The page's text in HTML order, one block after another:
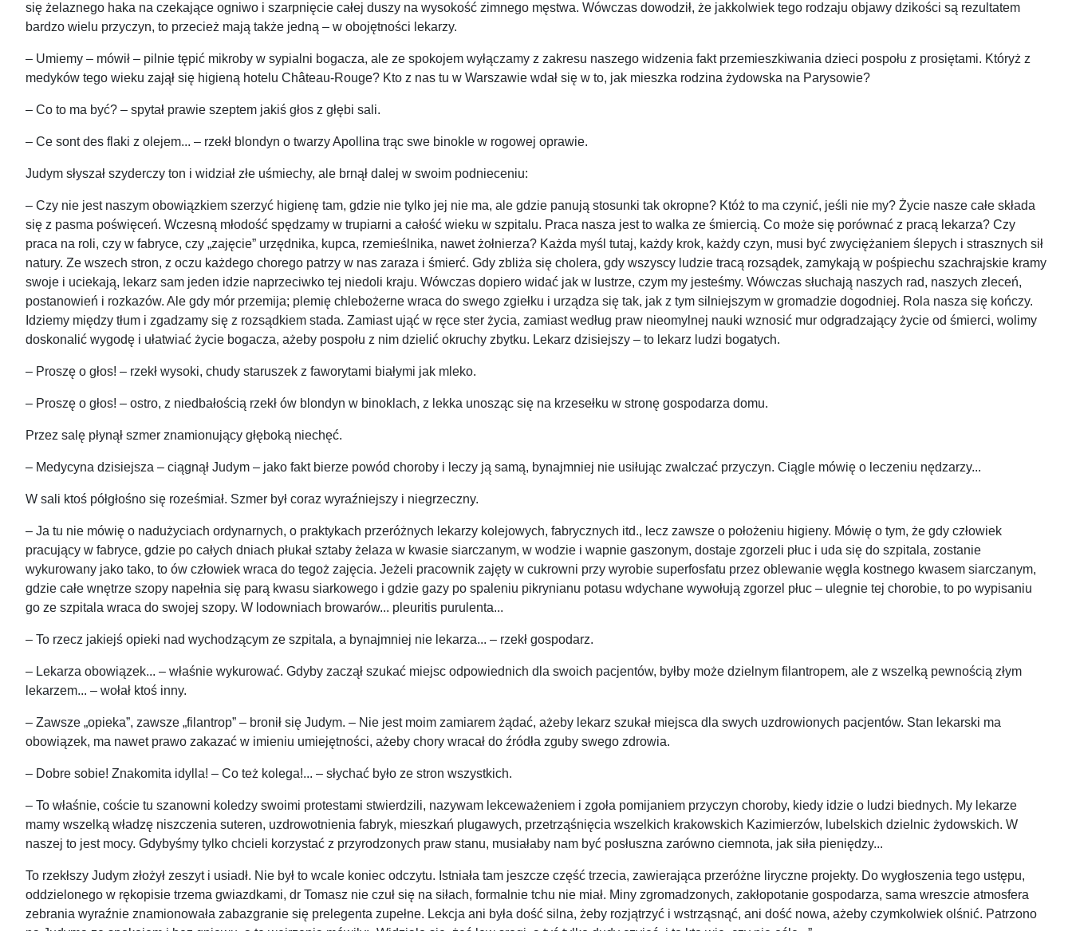
się żelaznego haka na czekające ogniwo i szarpnięcie całej duszy na wysokość zimnego męstwa. Wówczas dowodził, że jakkolwiek tego rodzaju objawy dzikości są rezultatem
bardzo wielu przyczyn, to przecież mają także jedną – w obojętności lekarzy.
– Umiemy – mówił – pilnie tępić mikroby w sypialni bogacza, ale ze spokojem wyłączamy z zakresu naszego widzenia fakt przemieszkiwania dzieci pospołu z prosiętami. Któryż z
medyków tego wieku zajął się higieną hotelu Château-Rouge? Kto z nas tu w Warszawie wdał się w to, jak mieszka rodzina żydowska na Parysowie?
– Co to ma być? – spytał prawie szeptem jakiś głos z głębi sali.
– Ce sont des flaki z olejem... – rzekł blondyn o twarzy Apollina trąc swe binokle w rogowej oprawie.
Judym słyszał szyderczy ton i widział złe uśmiechy, ale brnął dalej w swoim podnieceniu:
– Czy nie jest naszym obowiązkiem szerzyć higienę tam, gdzie nie tylko jej nie ma, ale gdzie panują stosunki tak okropne? Któż to ma czynić, jeśli nie my? Życie nasze całe składa
się z pasma poświęceń. Wczesną młodość spędzamy w trupiarni a całość wieku w szpitalu. Praca nasza jest to walka ze śmiercią. Co może się porównać z pracą lekarza? Czy
praca na roli, czy w fabryce, czy „zajęcie” urzędnika, kupca, rzemieślnika, nawet żołnierza? Każda myśl tutaj, każdy krok, każdy czyn, musi być zwyciężaniem ślepych i strasznych sił
natury. Ze wszech stron, z oczu każdego chorego patrzy w nas zaraza i śmierć. Gdy zbliża się cholera, gdy wszyscy ludzie tracą rozsądek, zamykają w pośpiechu szachrajskie kramy
swoje i uciekają, lekarz sam jeden idzie naprzeciwko tej niedoli kraju. Wówczas dopiero widać jak w lustrze, czym my jesteśmy. Wówczas słuchają naszych rad, naszych zleceń,
postanowień i rozkazów. Ale gdy mór przemija; plemię chlebożerne wraca do swego zgiełku i urządza się tak, jak z tym silniejszym w gromadzie dogodniej. Rola nasza się kończy.
Idziemy między tłum i zgadzamy się z rozsądkiem stada. Zamiast ująć w ręce ster życia, zamiast według praw nieomylnej nauki wznosić mur odgradzający życie od śmierci, wolimy
doskonalić wygodę i ułatwiać życie bogacza, ażeby pospołu z nim dzielić okruchy zbytku. Lekarz dzisiejszy – to lekarz ludzi bogatych.
– Proszę o głos! – rzekł wysoki, chudy staruszek z faworytami białymi jak mleko.
– Proszę o głos! – ostro, z niedbałością rzekł ów blondyn w binoklach, z lekka unosząc się na krzesełku w stronę gospodarza domu.
Przez salę płynął szmer znamionujący głęboką niechęć.
– Medycyna dzisiejsza – ciągnął Judym – jako fakt bierze powód choroby i leczy ją samą, bynajmniej nie usiłując zwalczać przyczyn. Ciągle mówię o leczeniu nędzarzy...
W sali ktoś półgłośno się roześmiał. Szmer był coraz wyraźniejszy i niegrzeczny.
– Ja tu nie mówię o nadużyciach ordynarnych, o praktykach przeróżnych lekarzy kolejowych, fabrycznych itd., lecz zawsze o położeniu higieny. Mówię o tym, że gdy człowiek
pracujący w fabryce, gdzie po całych dniach płukał sztaby żelaza w kwasie siarczanym, w wodzie i wapnie gaszonym, dostaje zgorzeli płuc i uda się do szpitala, zostanie
wykurowany jako tako, to ów człowiek wraca do tegoż zajęcia. Jeżeli pracownik zajęty w cukrowni przy wyrobie superfosfatu przez oblewanie węgla kostnego kwasem siarczanym,
gdzie całe wnętrze szopy napełnia się parą kwasu siarkowego i gdzie gazy po spaleniu pikrynianu potasu wdychane wywołują zgorzel płuc – ulegnie tej chorobie, to po wypisaniu
go ze szpitala wraca do swojej szopy. W lodowniach browarów... pleuritis purulenta...
– To rzecz jakiejś opieki nad wychodzącym ze szpitala, a bynajmniej nie lekarza... – rzekł gospodarz.
– Lekarza obowiązek... – właśnie wykurować. Gdyby zaczął szukać miejsc odpowiednich dla swoich pacjentów, byłby może dzielnym filantropem, ale z wszelką pewnością złym
lekarzem... – wołał ktoś inny.
– Zawsze „opieka”, zawsze „filantrop” – bronił się Judym. – Nie jest moim zamiarem żądać, ażeby lekarz szukał miejsca dla swych uzdrowionych pacjentów. Stan lekarski ma
obowiązek, ma nawet prawo zakazać w imieniu umiejętności, ażeby chory wracał do źródła zguby swego zdrowia.
– Dobre sobie! Znakomita idylla! – Co też kolega!... – słychać było ze stron wszystkich.
– To właśnie, coście tu szanowni koledzy swoimi protestami stwierdzili, nazywam lekceważeniem i zgoła pomijaniem przyczyn choroby, kiedy idzie o ludzi biednych. My lekarze
mamy wszelką władzę niszczenia suteren, uzdrowotnienia fabryk, mieszkań plugawych, przetrząśnięcia wszelkich krakowskich Kazimierzów, lubelskich dzielnic żydowskich. W
naszej to jest mocy. Gdybyśmy tylko chcieli korzystać z przyrodzonych praw stanu, musiałaby nam być posłuszna zarówno ciemnota, jak siła pieniędzy...
To rzekłszy Judym złożył zeszyt i usiadł. Nie był to wcale koniec odczytu. Istniała tam jeszcze część trzecia, zawierająca przeróżne liryczne projekty. Do wygłoszenia tego ustępu,
oddzielonego w rękopisie trzema gwiazdkami, dr Tomasz nie czuł się na siłach, formalnie tchu nie miał. Miny zgromadzonych, zakłopotanie gospodarza, sama wreszcie atmosfera
zebrania wyraźnie znamionowała zabazgranie się prelegenta zupełne. Lekcja ani była dość silna, żeby rozjątrzyć i wstrząsnąć, ani dość nowa, ażeby czymkolwiek olśnić. Patrzono